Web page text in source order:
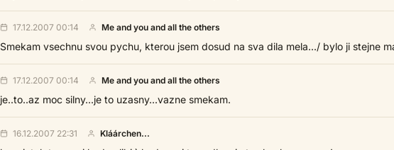
17.12.2007 00:14 Me and you and all the others
Smekam vsechnu svou pychu, kterou jsem dosud na sva dila mela.../ bylo ji stejne
17.12.2007 00:14 Me and you and all the others
je..to..az moc silny...je to uzasny...vazne smekam.
16.12.2007 22:31 Kláárchen...